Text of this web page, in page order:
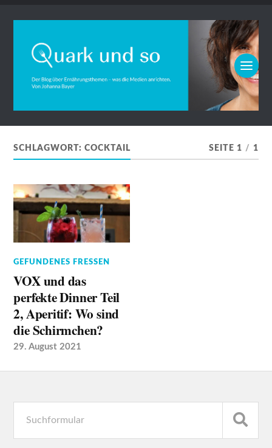
SCHLAGWORT:COCKTAIL SEITE 1 / 1
GEFUNDENES FRESSEN
VOX und das
perfekte Dinner Teil
2, Aperitif: Wo sind
die Schirmchen?
29. August 2021